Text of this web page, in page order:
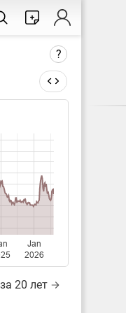
?
Jan
2026
20 лет